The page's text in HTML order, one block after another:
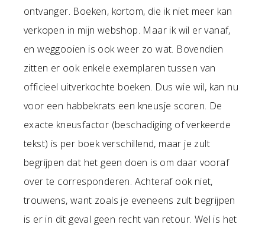
ontvanger. Boeken, kortom, die ik niet meer kan
verkopen in mijn webshop. Maar ik wil er vanaf,
en weggooien is ook weer zo wat. Bovendien
zitten er ook enkele exemplaren tussen van
officieel uitverkochte boeken. Dus wie wil, kan nu
voor een habbekrats een kneusje scoren. De
exacte kneusfactor (beschadiging of verkeerde
tekst) is per boek verschillend, maar je zult
begrijpen dat het geen doen is om daar vooraf
over te corresponderen. Achteraf ook niet,
trouwens, want zoals je eveneens zult begrijpen
is er in dit geval geen recht van retour. Wel is het